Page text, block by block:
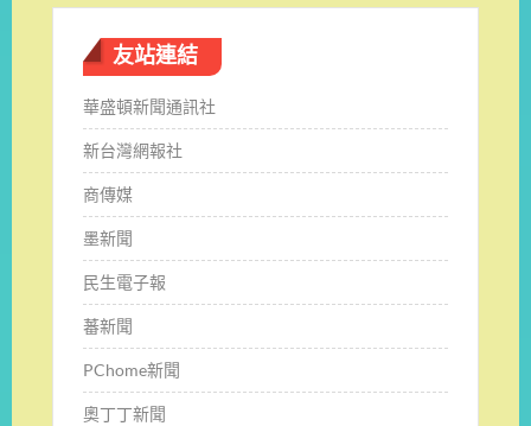
友站連結
華盛頓新聞通訊社
新台灣網報社
商傳媒
墨新聞
民生電子報
蕃新聞
PChome新聞
奧丁丁新聞